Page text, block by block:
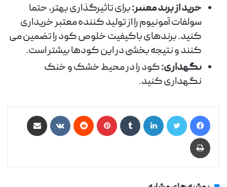
خرید از برند معتبر:برای تاثیرگذاری بهتر، حتما
سولفات آمونیوم را از تولید کننده معتبر خریداری
کنید. برندهای باکیفیت خلوص کود را تضمین می
کنند و نتیجه بخشی در این کودها بیشتر است.
نگهداری:کود را در محیط خشک و خنک
نگهداری کنید.
فیس بوک توییتر لینکدین ‫تامبلر ‫پین‌ترست ‫رددیت ‫VKontakte
چاپ